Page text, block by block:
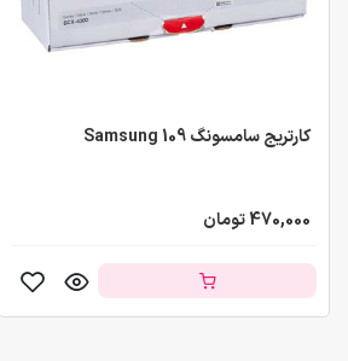
کارتریج سامسونگ Samsung 109
470,000 تومان